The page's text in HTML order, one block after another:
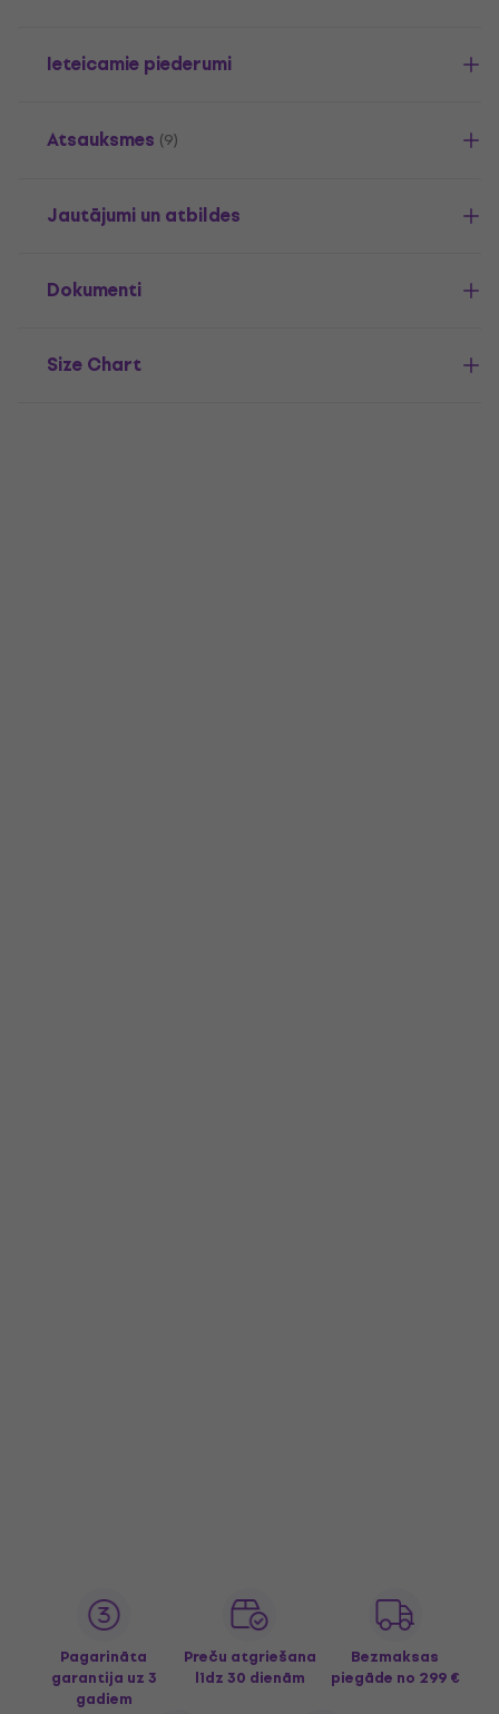
Ieteicamie piederumi
Atsauksmes (9)
Jautājumi un atbildes
Dokumenti
Size Chart
Pagarināta
garantija uz 3
gadiem
Preču atgriešana
līdz 30 dienām
Bezmaksas
piegāde no 299 €